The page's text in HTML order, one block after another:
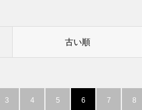
古い順
3 4 5 6 7 8